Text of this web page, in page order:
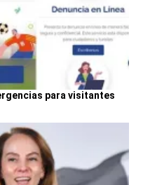
para visitantes